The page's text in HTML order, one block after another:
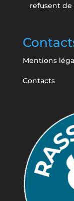
refusent de
Mentions
Contacts